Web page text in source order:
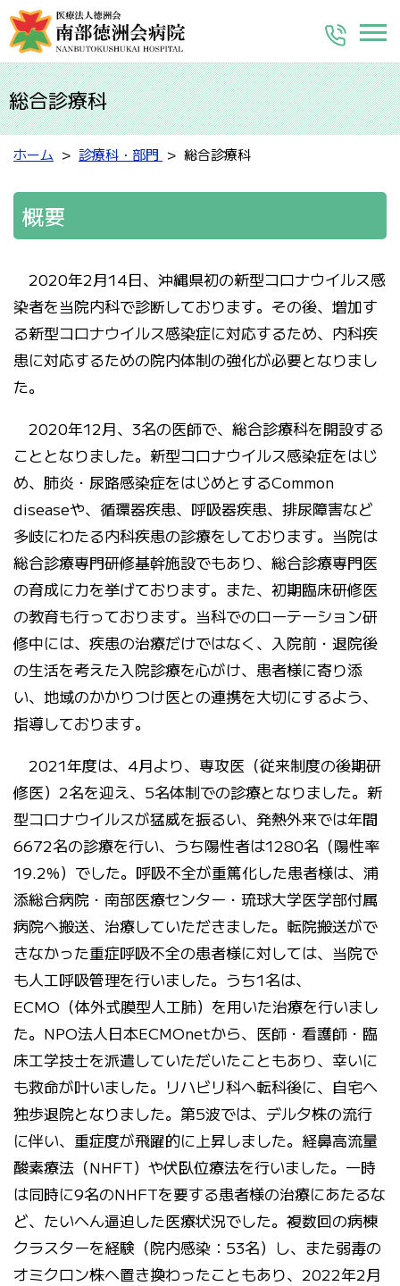
総合診療科
ホーム 診療科・部門 総合診療科
概要
2020年2月14日、沖縄県初の新型コロナウイルス感
染者を当院内科で診断しております。その後、増加す
る新型コロナウイルス感染症に対応するため、内科疾
患に対応するための院内体制の強化が必要となりまし
た。
2020年12月、3名の医師で、総合診療科を開設する
こととなりました。新型コロナウイルス感染症をはじ
め、肺炎・尿路感染症をはじめとするCommon
diseaseや、循環器疾患、呼吸器疾患、排尿障害など
多岐にわたる内科疾患の診療をしております。当院は
総合診療専門研修基幹施設でもあり、総合診療専門医
の育成に力を挙げております。また、初期臨床研修医
の教育も行っております。当科でのローテーション研
修中には、疾患の治療だけではなく、入院前・退院後
の生活を考えた入院診療を心がけ、患者様に寄り添
い、地域のかかりつけ医との連携を大切にするよう、
指導しております。
2021年度は、4月より、専攻医（従来制度の後期研
修医）2名を迎え、5名体制での診療となりました。新
型コロナウイルスが猛威を振るい、発熱外来では年間
6672名の診療を行い、うち陽性者は1280名（陽性率
19.2%）でした。呼吸不全が重篤化した患者様は、浦
添総合病院・南部医療センター・琉球大学医学部付属
病院へ搬送、治療していただきました。転院搬送がで
きなかった重症呼吸不全の患者様に対しては、当院で
も人工呼吸管理を行いました。うち1名は、
ECMO（体外式膜型人工肺）を用いた治療を行いまし
た。NPO法人日本ECMOnetから、医師・看護師・臨
床工学技士を派遣していただいたこともあり、幸いに
も救命が叶いました。リハビリ科へ転科後に、自宅へ
独歩退院となりました。第5波では、デルタ株の流行
に伴い、重症度が飛躍的に上昇しました。経鼻高流量
酸素療法（NHFT）や伏臥位療法を行いました。一時
は同時に9名のNHFTを要する患者様の治療にあたるな
ど、たいへん逼迫した医療状況でした。複数回の病棟
クラスターを経験（院内感染：53名）し、また弱毒の
オミクロン株へ置き換わったこともあり、2022年2月